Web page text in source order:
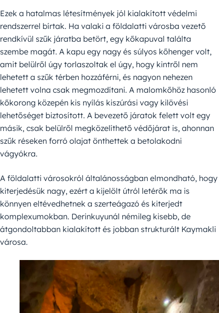
Ezek a hatalmas létesítmények jól kialakított védelmi
rendszerrel bírtak. Ha valaki a földalatti városba vezető
rendkívül szűk járatba betört, egy kőkapuval találta
szembe magát. A kapu egy nagy és súlyos kőhenger volt,
amit belülről úgy torlaszoltak el úgy, hogy kintről nem
lehetett a szűk térben hozzáférni, és nagyon nehezen
lehetett volna csak megmozdítani. A malomkőhöz hasonló
kőkorong közepén kis nyílás kiszúrási vagy kilövési
lehetőséget biztosított. A bevezető járatok felett volt egy
másik, csak belülről megközelíthető védőjárat is, ahonnan
szűk réseken forró olajat önthettek a betolakodni
vágyókra.
A földalatti városokról általánosságban elmondható, hogy
kiterjedésük nagy, ezért a kijelölt útról letérők ma is
könnyen eltévedhetnek a szerteágazó és kiterjedt
komplexumokban. Derinkuyunál némileg kisebb, de
átgondoltabban kialakított és jobban strukturált Kaymakli
városa.